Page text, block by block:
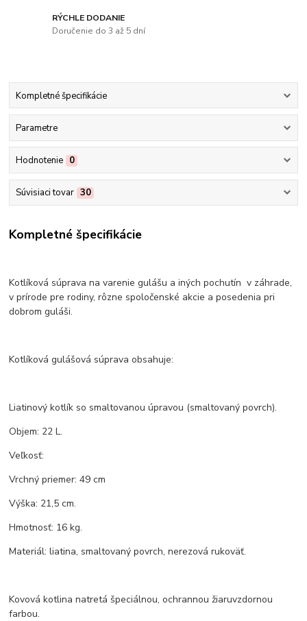
RÝCHLE DODANIE
Doručenie do 3 až 5 dní
Kompletné špecifikácie
Parametre
Hodnotenie 0
Súvisiaci tovar 30
Kompletné špecifikácie
Kotlíková súprava na varenie gulášu a iných pochutín v záhrade,
v prírode pre rodiny, rôzne spoločenské akcie a posedenia pri
dobrom guláši.
Kotlíková gulášová súprava obsahuje:
Liatinový kotlík so smaltovanou úpravou (smaltovaný povrch).
Objem: 22 L.
Veľkosť:
Vrchný priemer: 49 cm
Výška: 21,5 cm.
Hmotnosť: 16 kg.
Materiál: liatina, smaltovaný povrch, nerezová rukoväť.
Kovová kotlina natretá špeciálnou, ochrannou žiaruvzdornou
farbou.